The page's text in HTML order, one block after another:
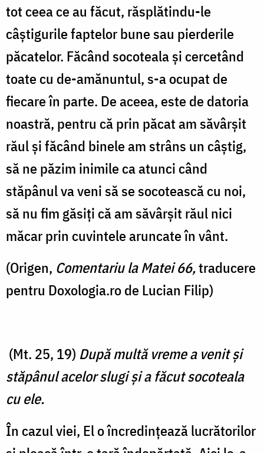
tot ceea ce au făcut, răsplătindu-le
câștigurile faptelor bune sau pierderile
păcatelor. Făcând socoteala și cercetând
toate cu de-amănuntul, s-a ocupat de
fiecare în parte. De aceea, este de datoria
noastră, pentru că prin păcat am săvârșit
răul și făcând binele am strâns un câștig,
să ne păzim inimile ca atunci când
stăpânul va veni să se socotească cu noi,
să nu fim găsiți că am săvârșit răul nici
măcar prin cuvintele aruncate în vânt.
(Origen, Comentariu la Matei 66,traducere
pentru Doxologia.ro de Lucian Filip)
(Mt. 25, 19) După multă vreme a venit şi
stăpânul acelor slugi şi a făcut socoteala
cu ele.
În cazul viei, El o încredințează lucrătorilor